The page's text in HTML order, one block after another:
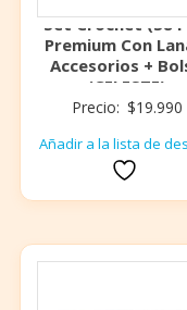
Set Crochet (58
Premium Con
Accesorios +
(CELESTE)
Precio: $19.990
Añadir a la lista de